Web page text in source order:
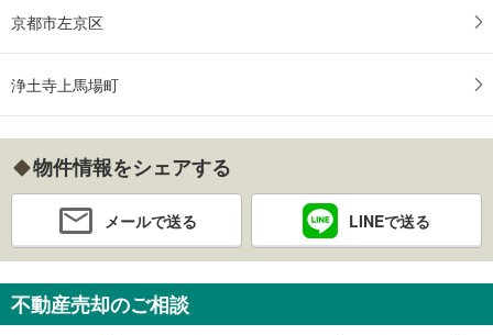
京都市左京区
浄土寺上馬場町
物件情報をシェアする
メールで送る LINEで送る
不動産売却のご相談